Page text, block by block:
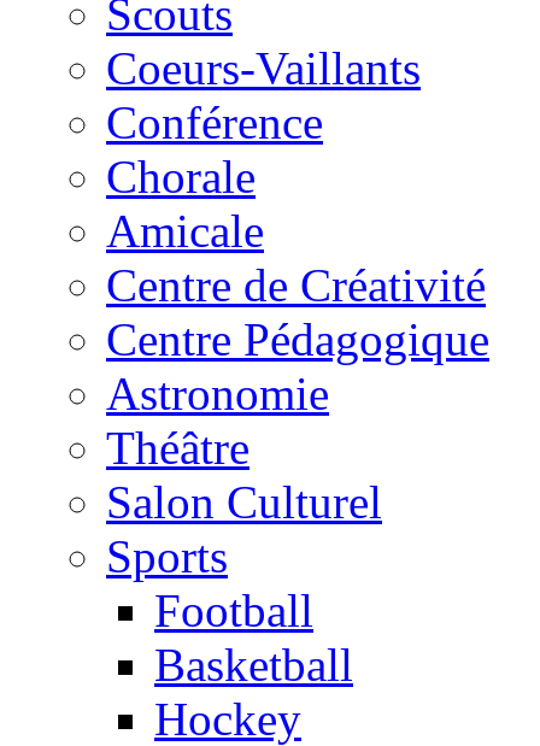
Scouts
Coeurs-Vaillants
Conférence
Chorale
Amicale
Centre de Créativité
Centre Pédagogique
Astronomie
Théâtre
Salon Culturel
Sports
Football
Basketball
Hockey